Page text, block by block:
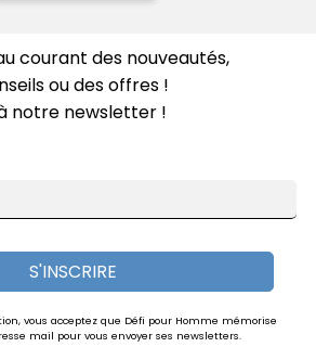
courant des nouveautés,
ou des offres !
notre newsletter !
S'INSCRIRE
vous acceptez que Défi pour Homme mémorise
mail pour vous envoyer ses newsletters.